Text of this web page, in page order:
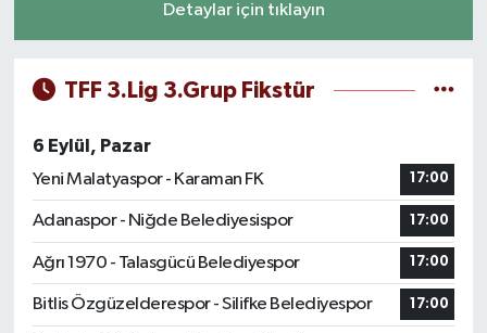
Detaylar için tıklayın
TFF 3.Lig 3.Grup Fikstür
6 Eylül, Pazar
Yeni Malatyaspor - Karaman FK
17:00
Adanaspor - Niğde Belediyesispor 17:00
Ağrı 1970 - Talasgücü Belediyespor 17:00
Bitlis Özgüzelderespor - Silifke Belediyespor 17:00